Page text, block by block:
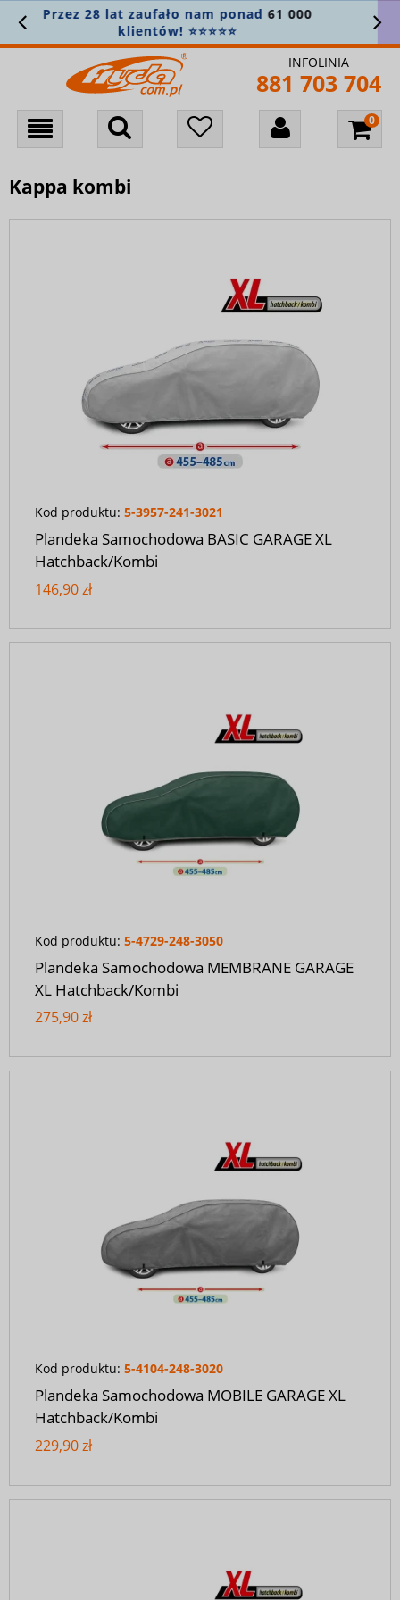
Załóż konto i zapisz się do newslettera, aby
nie przegapić nowości! 🎁
INFOLINIA
881 703 704
Kappa kombi
Kod produktu: 5-3957-241-3021
Plandeka Samochodowa BASIC GARAGE XL
Hatchback/Kombi
146,90 zł
Kod produktu: 5-4729-248-3050
Plandeka Samochodowa MEMBRANE GARAGE
XL Hatchback/Kombi
275,90 zł
Kod produktu: 5-4104-248-3020
Plandeka Samochodowa MOBILE GARAGE XL
Hatchback/Kombi
229,90 zł